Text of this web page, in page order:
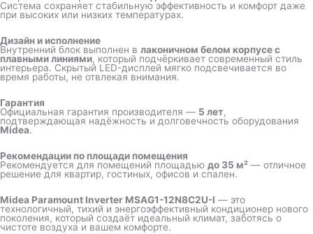
Система сохраняет стабильную эффективность и комфорт даже
при высоких или низких температурах.
Дизайн и исполнение
Внутренний блок выполнен в лаконичном белом корпусе с
плавными линиями, который подчёркивает современный стиль
интерьера. Скрытый LED-дисплей мягко подсвечивается во
время работы, не отвлекая внимания.
Гарантия
Официальная гарантия производителя — 5 лет,
подтверждающая надёжность и долговечность оборудования
Midea.
Рекомендации по площади помещения
Рекомендуется для помещений площадью до 35 м² — отличное
решение для квартир, гостиных, офисов и спален.
Midea Paramount Inverter MSAG1-12N8C2U-I — это
технологичный, тихий и энергоэффективный кондиционер нового
поколения, который создаёт идеальный климат, заботясь о
чистоте воздуха и вашем комфорте.